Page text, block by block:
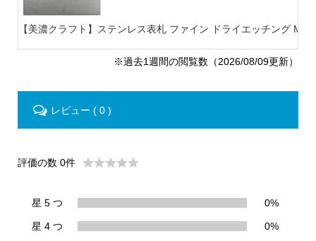
【美濃クラフト】ステンレス表札 ファイン ドライエッチング MB-
※過去1週間の閲覧数（2026/08/09更新）
レビュー ( 0 )
評価の数 0件
星 5 つ 0%
星 4 つ 0%